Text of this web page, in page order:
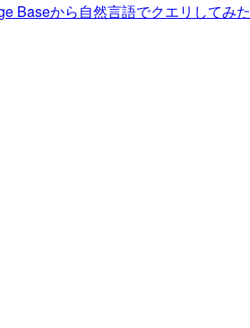
Baseから自然言語でクエリしてみた